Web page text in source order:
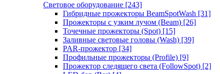
Световое оборудование [243]
Гибридные прожекторы BeamSpotWash [31]
Прожекторы с узким лучом (Beam) [26]
Точечные прожекторы (Spot) [15]
Заливные световые головы (Wash) [39]
PAR-прожектор [34]
Профильные прожекторы (Profile) [9]
Прожектор следящего света (FollowSpot) [2]